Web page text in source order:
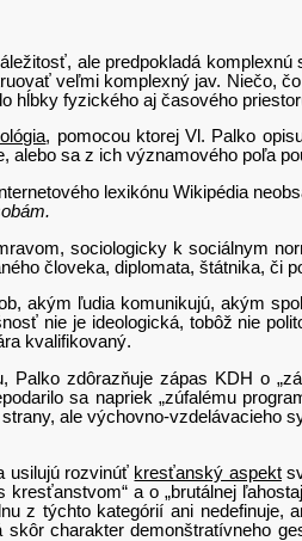
ale predpokladá komplexnú
veľmi komplexný jav. Niečo,
hĺbky fyzického aj časového
, pomocou ktorej Vl. Palko
alebo sa z ich významového poľa
lexikónu Wikipédia
sociologicky k sociálnym
človeka, diplomata, štátnika, či
ľudia komunikujú, akým spolu
nie je ideologická, tobôž nie
kvalifikovaný.
zápas KDH o
sa napriek „zúfalému
ale výchovno-vzdelávacieho
rozvinúť kresťanský aspekt
a o „brutálnej
z týchto kategórií ani
charakter demonštratívneho